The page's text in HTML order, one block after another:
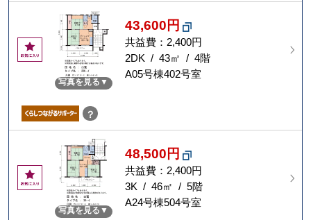
お
気
写真を見る
43,600円
共益費：2,400円
2DK / 43㎡ / 4階
A05号棟402号室
？
お
気
写真を見る
48,500円
共益費：2,400円
3K / 46㎡ / 5階
A24号棟504号室